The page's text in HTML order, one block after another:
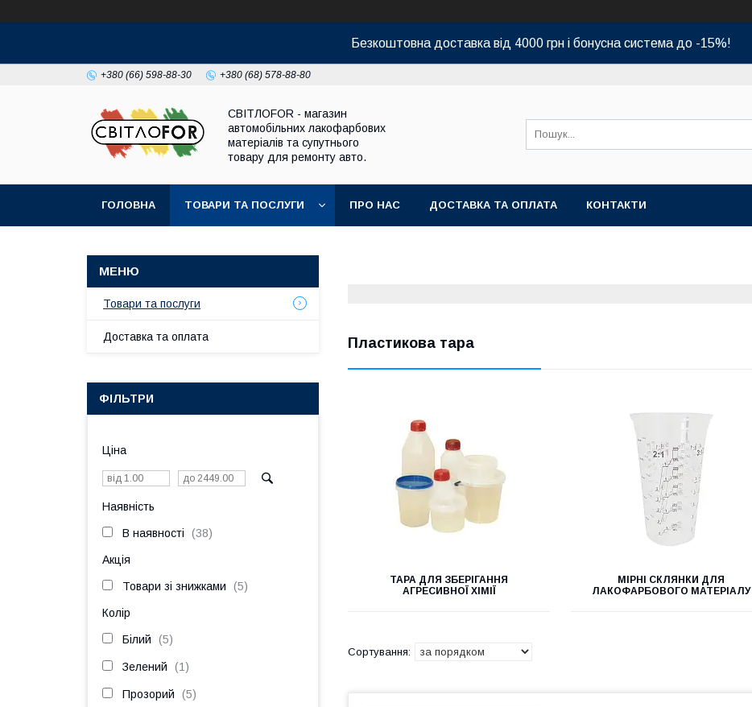
Безкоштовна доставка від 4000 грн і бонусна система до -15%!
+380 (66) 598-88-30 +380 (68) 578-88-80
СВІТЛОFOR - магазин
автомобільних лакофарбових
матеріалів та супутнього
товару для ремонту авто.
ГОЛОВНА ТОВАРИ ТА ПОСЛУГИ ПРО НАС ДОСТАВКА ТА ОПЛАТА КОНТАКТИ
Пластикова тара
ТАРА ДЛЯ ЗБЕРІГАННЯ
АГРЕСИВНОЇ ХІМІЇ
МІРНІ СКЛЯНКИ ДЛЯ
ЛАКОФАРБОВОГО МАТЕРІАЛУ
Товари та послуги
Доставка та оплата
ФІЛЬТРИ
Ціна
Наявність
В наявності 38
Акція
Товари зі знижками 5
Колір
Білий 5
Зелений 1
Прозорий 5